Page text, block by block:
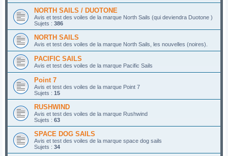
NORTH SAILS / DUOTONE
Avis et test des voiles de la marque North Sails (qui deviendra Duotone )
Sujets : 386
NORTH SAILS
Avis et test des voiles de la marque North Sails, les nouvelles (noires).
PACIFIC SAILS
Avis et test des voiles de la marque Pacific Sails
Point 7
Avis et test des voiles de la marque Point 7
Sujets : 15
RUSHWIND
Avis et test des voiles de la marque Rushwind
Sujets : 63
SPACE DOG SAILS
Avis et test des voiles de la marque space dog sails
Sujets : 34